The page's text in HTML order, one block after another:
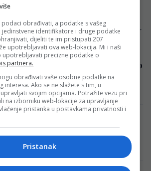
SVE VIJESTI →
mlađi oduševio Nijemce: Dobio
reprezentaciju Njemačke
·05/08/2026· Instagram/Kerim Alajbegović
05/08/2026·NFSBiH
podaci obrađivati, a podatke s vašeg
jedinstvene identifikatore i druge podatke
dijeliti te im pristupati 207
upotrebljavati ova web-lokacija. Mi i naši
upotrebljavati precizne podatke o
partnera.
obrađivati vaše osobne podatke na
interesa. Ako se ne slažete s tim, u
svojim opcijama. Potražite vezu pri
na izborniku web-lokacije za upravljanje
pristanka u postavkama privatnosti i
Pristanak